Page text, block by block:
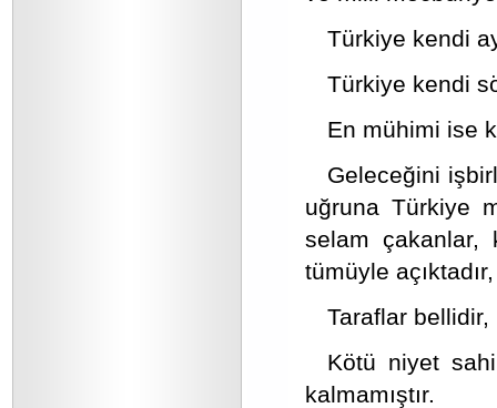
Türkiye kendi
Türkiye kendi
En mühimi ise
Geleceğini
uğruna Türkiye
selam çakanlar,
tümüyle
Taraflar
Kötü niyet
kalmamıştır.